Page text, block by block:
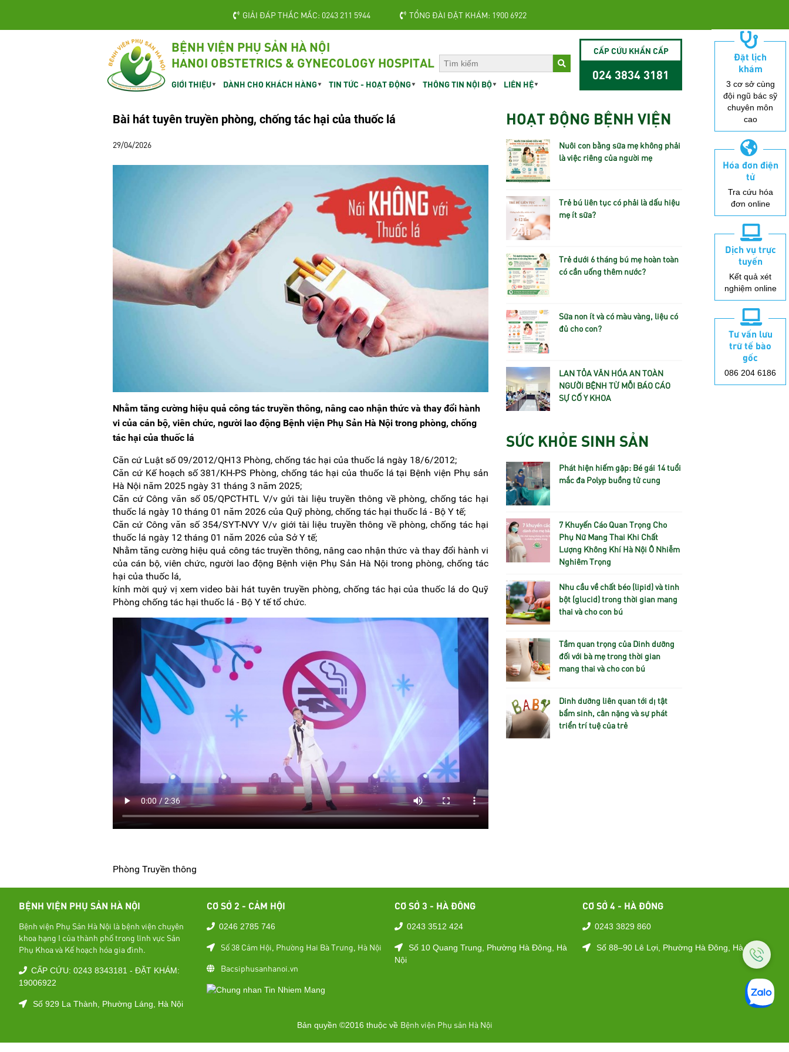
GIẢI ĐÁP THẮC MẮC: 0243 211 5944 TỔNG ĐÀI ĐẶT KHÁM: 1900 6922
BỆNH VIỆN PHỤ SẢN HÀ NỘI
HANOI OBSTETRICS & GYNECOLOGY HOSPITAL
GIỚI THIỆU DÀNH CHO KHÁCH HÀNG TIN TỨC - HOẠT ĐỘNG THÔNG TIN NỘI BỘ LIÊN HỆ
CẤP CỨU KHẨN CẤP
024 3834 3181
Bài hát tuyên truyền phòng, chống tác hại của thuốc lá
29/04/2026
Nhằm tăng cường hiệu quả công tác truyền thông, nâng cao nhận thức và thay đổi hành
vi của cán bộ, viên chức, người lao động Bệnh viện Phụ Sản Hà Nội trong phòng, chống
tác hại của thuốc lá
Căn cứ Luật số 09/2012/QH13 Phòng, chống tác hại của thuốc lá ngày 18/6/2012;
Căn cứ Kế hoạch số 381/KH-PS Phòng, chống tác hại của thuốc lá tại Bệnh viện Phụ sản
Hà Nội năm 2025 ngày 31 tháng 3 năm 2025;
Căn cứ Công văn số 05/QPCTHTL V/v gửi tài liệu truyền thông về phòng, chống tác hại
thuốc lá ngày 10 tháng 01 năm 2026 của Quỹ phòng, chống tác hại thuốc lá - Bộ Y tế;
Căn cứ Công văn số 354/SYT-NVY V/v giới tài liệu truyền thông về phòng, chống tác hại
thuốc lá ngày 12 tháng 01 năm 2026 của Sở Y tế;
Nhằm tăng cường hiệu quả công tác truyền thông, nâng cao nhận thức và thay đổi hành vi
của cán bộ, viên chức, người lao động Bệnh viện Phụ Sản Hà Nội trong phòng, chống tác
hại của thuốc lá,
kính mời quý vị xem video bài hát tuyên truyền phòng, chống tác hại của thuốc lá do Quỹ
Phòng chống tác hại thuốc lá - Bộ Y tế tổ chức.
Phòng Truyền thông
HOẠT ĐỘNG BỆNH VIỆN
Nuôi con bằng sữa mẹ không phải
là việc riêng của người mẹ
Trẻ bú liên tục có phải là dấu hiệu
mẹ ít sữa?
Trẻ dưới 6 tháng bú mẹ hoàn toàn
có cần uống thêm nước?
Sữa non ít và có màu vàng, liệu có
đủ cho con?
LAN TỎA VĂN HÓA AN TOÀN
NGƯỜI BỆNH TỪ MỖI BÁO CÁO
SỰ CỐ Y KHOA
SỨC KHỎE SINH SẢN
Phát hiện hiếm gặp: Bé gái 14 tuổi
mắc đa Polyp buồng tử cung
7 Khuyến Cáo Quan Trọng Cho
Phụ Nữ Mang Thai Khi Chất
Lượng Không Khí Hà Nội Ô Nhiễm
Nghiêm Trọng
Nhu cầu về chất béo (lipid) và tinh
bột (glucid) trong thời gian mang
thai và cho con bú
Tầm quan trọng của Dinh dưỡng
đối với bà mẹ trong thời gian
mang thai và cho con bú
Dinh dưỡng liên quan tới dị tật
bẩm sinh, cân nặng và sự phát
triển trí tuệ của trẻ
BỆNH VIỆN PHỤ SẢN HÀ NỘI
Bệnh viện Phụ Sản Hà Nội là bệnh viện chuyên
khoa hạng I của thành phố trong lĩnh vực Sản
Phụ Khoa và Kế hoạch hóa gia đình.
CẤP CỨU: 0243 8343181 - ĐẶT KHÁM:
19006922
Số 929 La Thành, Phường Láng, Hà Nội
CƠ SỞ 2 - CẢM HỘI
0246 2785 746
Số 38 Cảm Hội, Phường Hai Bà Trưng, Hà Nội
Bacsiphusanhanoi.vn
CƠ SỞ 3 - HÀ ĐÔNG
0243 3512 424
Số 10 Quang Trung, Phường Hà Đông, Hà
Nội
CƠ SỞ 4 - HÀ ĐÔNG
0243 3829 860
Số 88–90 Lê Lợi, Phường Hà Đông, Hà Nội
Bản quyền ©2016 thuộc về Bệnh viện Phụ sản Hà Nội
Đặt lịch
khám
3 cơ sở cùng
đội ngũ bác sỹ
chuyên môn
cao
Hóa đơn điện
tử
Tra cứu hóa
đơn online
Dịch vụ trực
tuyến
Kết quả xét
nghiệm online
Tư vấn lưu
trữ tế bào
gốc
086 204 6186